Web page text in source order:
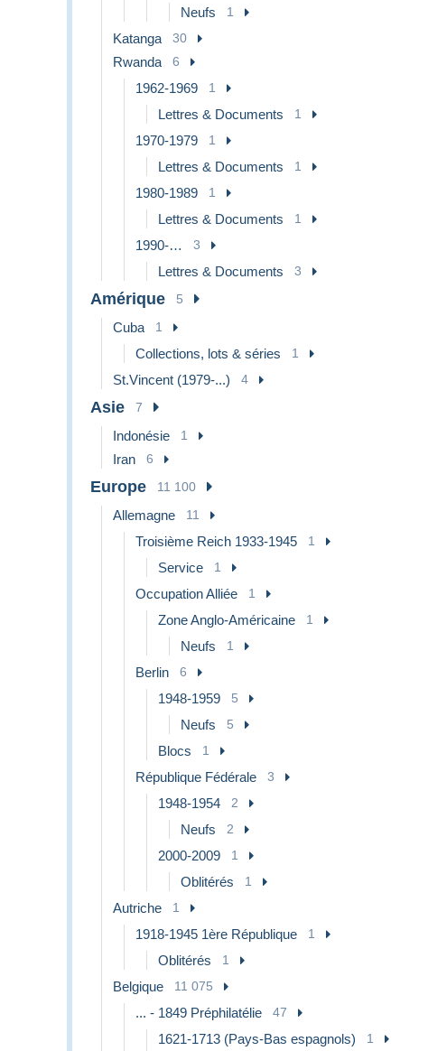
Neufs 1
Katanga 30
Rwanda 6
1962-1969 1
Lettres & Documents 1
1970-1979 1
Lettres & Documents 1
1980-1989 1
Lettres & Documents 1
1990-… 3
Lettres & Documents 3
Amérique 5
Cuba 1
Collections, lots & séries 1
St.Vincent (1979-...) 4
Asie 7
Indonésie 1
Iran 6
Europe 11 100
Allemagne 11
Troisième Reich 1933-1945 1
Service 1
Occupation Alliée 1
Zone Anglo-Américaine 1
Neufs 1
Berlin 6
1948-1959 5
Neufs 5
Blocs 1
République Fédérale 3
1948-1954 2
Neufs 2
2000-2009 1
Oblitérés 1
Autriche 1
1918-1945 1ère République 1
Oblitérés 1
Belgique 11 075
... - 1849 Préphilatélie 47
1621-1713 (Pays-Bas espagnols) 1